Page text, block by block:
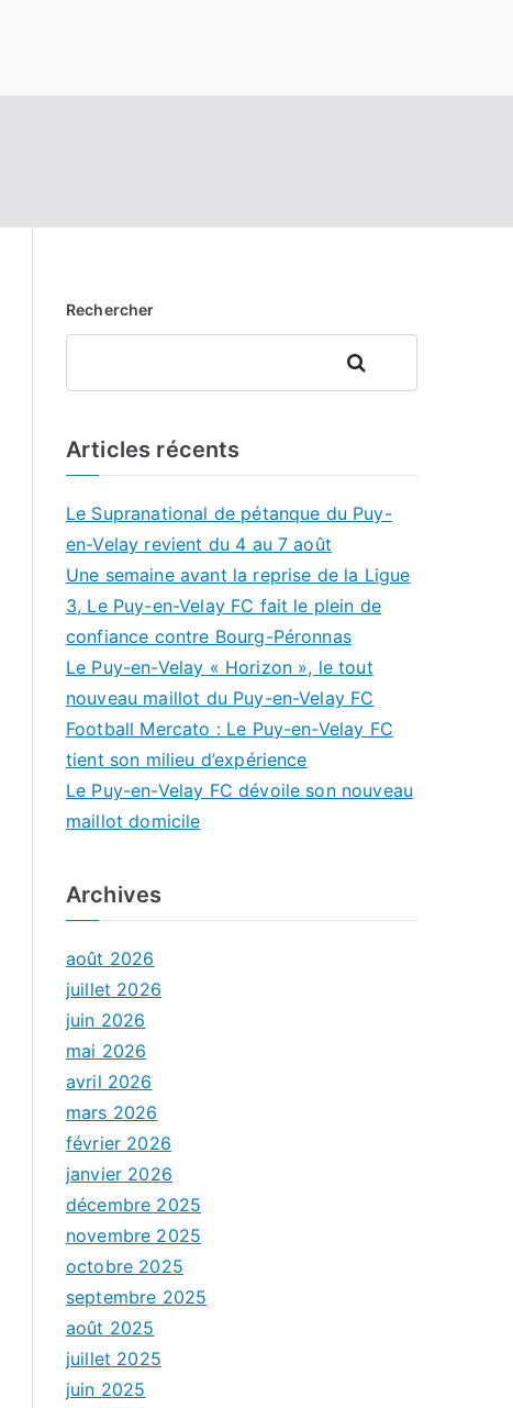
Rechercher
Rechercher
Articles récents
Le Supranational de pétanque du Puy-
en-Velay revient du 4 au 7 août
Une semaine avant la reprise de la Ligue
3, Le Puy-en-Velay FC fait le plein de
confiance contre Bourg-Péronnas
Le Puy-en-Velay « Horizon », le tout
nouveau maillot du Puy-en-Velay FC
Football Mercato : Le Puy-en-Velay FC
tient son milieu d’expérience
Le Puy-en-Velay FC dévoile son nouveau
maillot domicile
Archives
août 2026
juillet 2026
juin 2026
mai 2026
avril 2026
mars 2026
février 2026
janvier 2026
décembre 2025
novembre 2025
octobre 2025
septembre 2025
août 2025
juillet 2025
juin 2025